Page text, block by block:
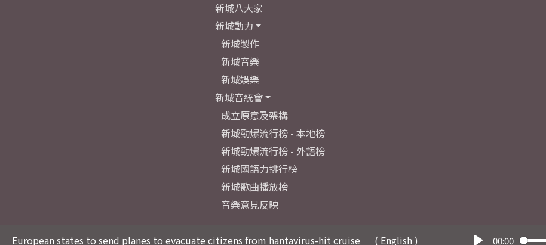
European states to send planes to evacuate citizens from hantavirus-hit cruise ( English ) 00:00
新城八大家
新城動力
新城製作
新城音樂
新城娛樂
新城音統會
成立原意及架構
新城勁爆流行榜 - 本地榜
新城勁爆流行榜 - 外語榜
新城國語力排行榜
新城歌曲播放榜
音樂意見反映